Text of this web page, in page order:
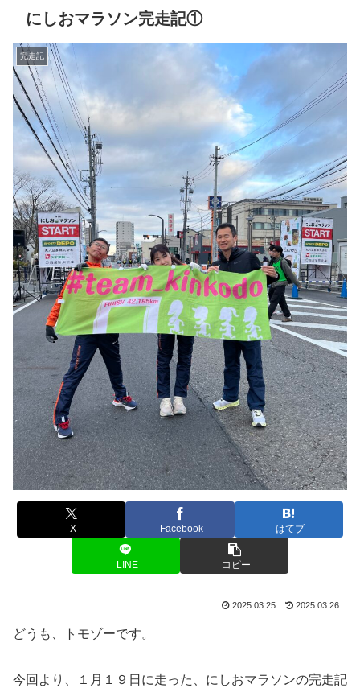
にしおマラソン完走記①
完走記
X Facebook はてブ
LINE コピー
2025.03.25 2025.03.26
どうも、トモゾーです。
今回より、１月１９日に走った、にしおマラソンの完走記